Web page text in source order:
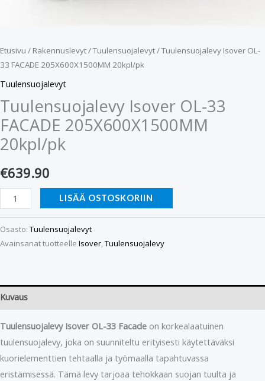
Etusivu / Rakennuslevyt/Tuulensuojalevyt/ Tuulensuojalevy Isover OL-
33 FACADE 205X600X1500MM 20kpl/pk
Tuulensuojalevyt
Tuulensuojalevy Isover OL-33
FACADE 205X600X1500MM
20kpl/pk
€639.90
LISÄÄ OSTOSKORIIN
Osasto: Tuulensuojalevyt
Avainsanat tuotteelle Isover,Tuulensuojalevy
Kuvaus
Tuulensuojalevy Isover OL-33 Facade on korkealaatuinen
tuulensuojalevy, joka on suunniteltu erityisesti käytettäväksi
kuorielementtien tehtaalla ja työmaalla tapahtuvassa
eristämisessä. Tämä levy tarjoaa tehokkaan suojan tuulta ja